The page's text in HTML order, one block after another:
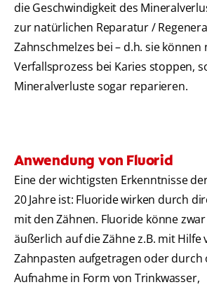
die Geschwindigkeit des
zur natürlichen Reparatur /
Zahnschmelzes bei – d.h. sie
Verfallsprozess bei Karies stoppen,
Mineralverluste sogar reparieren.
Anwendung von Fluorid
Eine der wichtigsten Erkenntnisse
20 Jahre ist: Fluoride wirken durch
mit den Zähnen. Fluoride könne
äußerlich auf die Zähne z.B. mit Hilfe
Zahnpasten aufgetragen oder durch
Aufnahme in Form von Trinkwasser,